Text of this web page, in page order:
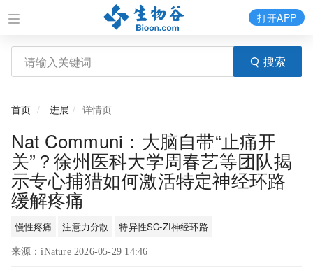
搜索
打开APP
首页 进展 详情页
Nat Communi：大脑自带“止痛开
关”？徐州医科大学周春艺等团队揭
示专心捕猎如何激活特定神经环路
缓解疼痛
慢性疼痛 注意力分散 特异性SC-ZI神经环路
来源：iNature 2026-05-29 14:46